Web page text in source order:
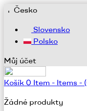
Česko
Slovensko
Polsko
Můj účet
Košík 0 Item - Items -
Žádné produkty